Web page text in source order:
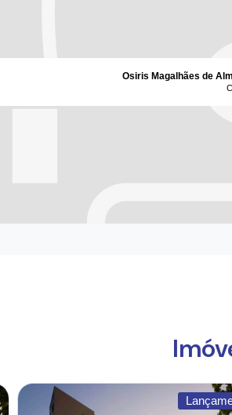
Osiris Magalhães de